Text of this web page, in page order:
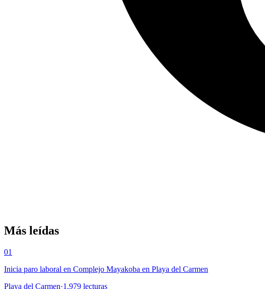
Más leídas
01
Inicia paro laboral en Complejo Mayakoba en Playa del Carmen
Playa del Carmen·1,979 lecturas